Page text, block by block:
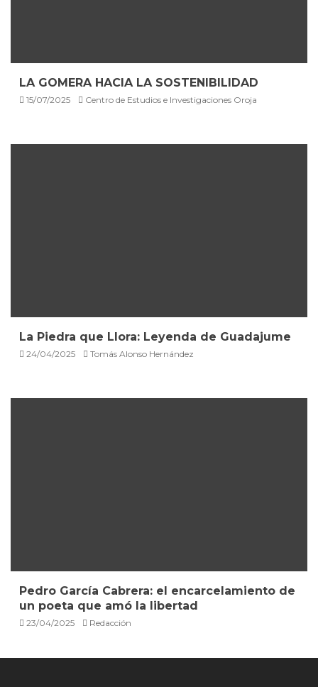
LA GOMERA HACIA LA SOSTENIBILIDAD
15/07/2025 Centro de Estudios e Investigaciones Oroja
La Piedra que Llora: Leyenda de Guadajume
24/04/2025 Tomás Alonso Hernández
Pedro García Cabrera: el encarcelamiento de
un poeta que amó la libertad
23/04/2025 Redacción